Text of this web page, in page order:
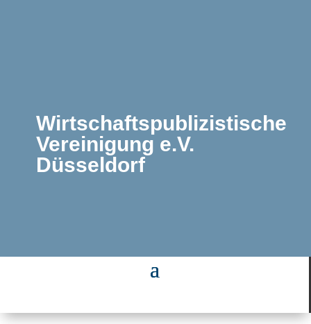
Wirtschaftspublizistische
Vereinigung e.V.
Düsseldorf